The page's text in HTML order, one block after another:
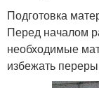
Подготовка
Перед началом
необходимые
избежать